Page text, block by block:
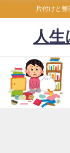
片付けと整
人